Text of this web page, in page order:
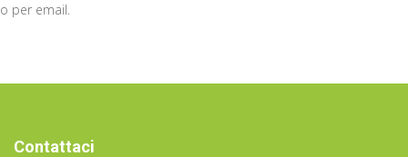
o per email.
Contattaci